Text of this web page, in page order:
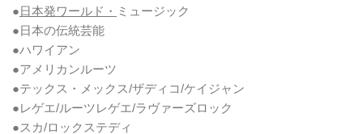
●日本発ワールド・ ミュージック
●日本の伝統芸能
●ハワイアン
●アメリカンルーツ
●テックス・メックス/ザディコ/ケイジャン
●レゲエ/ルーツレゲエ/ラヴァーズロック
●スカ/ロックステディ